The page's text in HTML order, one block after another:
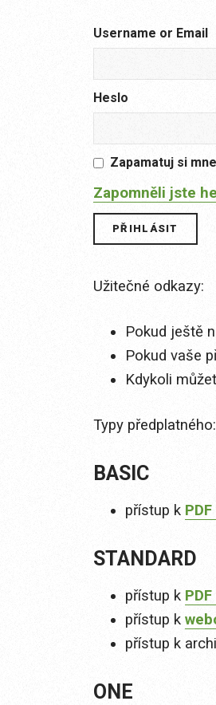
Username or Email
Heslo
Zapamatuj si mne
Zapomněli jste
Užitečné odkazy:
Pokud ještě
Pokud vaše
Kdykoli
Typy předplatného:
BASIC
přístup k
STANDARD
přístup k
přístup k
přístup k
ONE